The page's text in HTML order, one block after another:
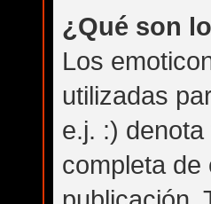
¿Qué son
Los
utilizadas
e.j. :)
completa de